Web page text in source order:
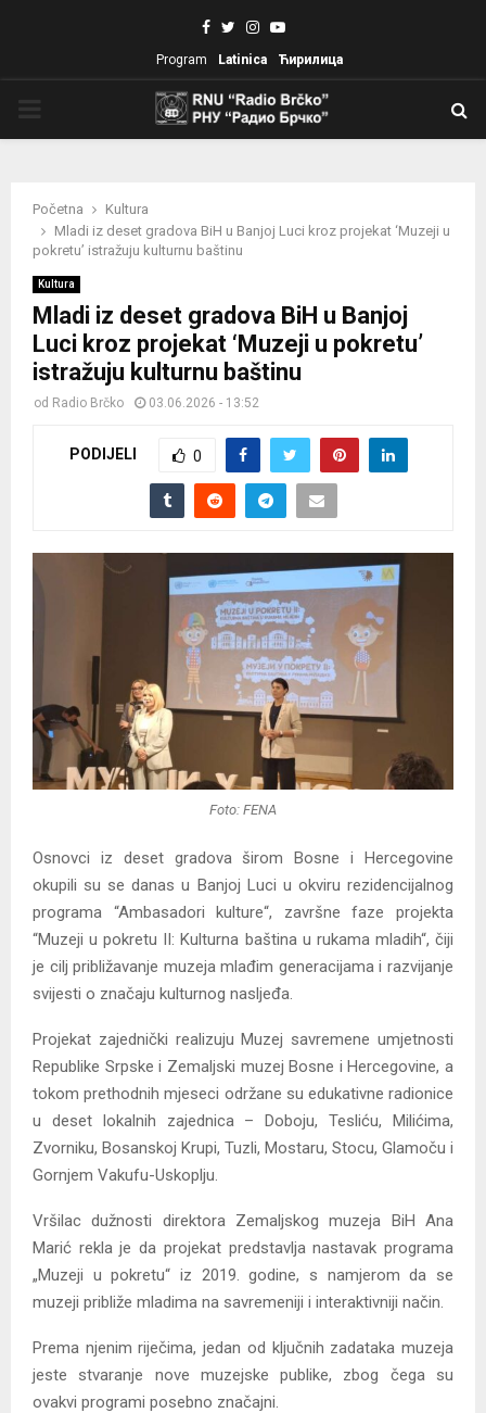
Facebook
TwitterInstagram
Youtube
Program Latinica Ћирилица
Početna
Kultura
Mladi iz deset gradova BiH u Banjoj Luci kroz projekat ‘Muzeji u
pokretu’ istražuju kulturnu baštinu
Kultura
Mladi iz deset gradova BiH u Banjoj
Luci kroz projekat ‘Muzeji u pokretu’
istražuju kulturnu baštinu
od Radio Brčko 03.06.2026 - 13:52
PODIJELI 0
Foto: FENA
Osnovci iz deset gradova širom Bosne i Hercegovine
okupili su se danas u Banjoj Luci u okviru rezidencijalnog
programa “Ambasadori kulture“, završne faze projekta
“Muzeji u pokretu II: Kulturna baština u rukama mladih“, čiji
je cilj približavanje muzeja mlađim generacijama i razvijanje
svijesti o značaju kulturnog nasljeđa.
Projekat zajednički realizuju Muzej savremene umjetnosti
Republike Srpske i Zemaljski muzej Bosne i Hercegovine, a
tokom prethodnih mjeseci održane su edukativne radionice
u deset lokalnih zajednica – Doboju, Tesliću, Milićima,
Zvorniku, Bosanskoj Krupi, Tuzli, Mostaru, Stocu, Glamoču i
Gornjem Vakufu-Uskoplju.
Vršilac dužnosti direktora Zemaljskog muzeja BiH Ana
Marić rekla je da projekat predstavlja nastavak programa
„Muzeji u pokretu“ iz 2019. godine, s namjerom da se
muzeji približe mladima na savremeniji i interaktivniji način.
Prema njenim riječima, jedan od ključnih zadataka muzeja
jeste stvaranje nove muzejske publike, zbog čega su
ovakvi programi posebno značajni.